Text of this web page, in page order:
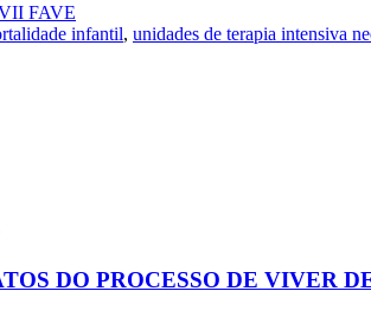
FAVE
infantil, unidades de terapia intensiva
DO PROCESSO DE VIVER